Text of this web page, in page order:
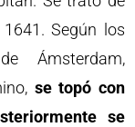
Según los
Ámsterdam,
se topó con
se